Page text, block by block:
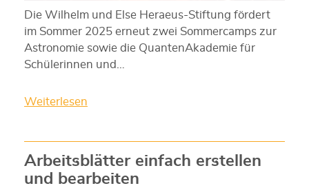
Die Wilhelm und Else Heraeus-Stiftung fördert
im Sommer 2025 erneut zwei Sommercamps zur
Astronomie sowie die QuantenAkademie für
Schülerinnen und…
Weiterlesen
Arbeitsblätter einfach erstellen
und bearbeiten